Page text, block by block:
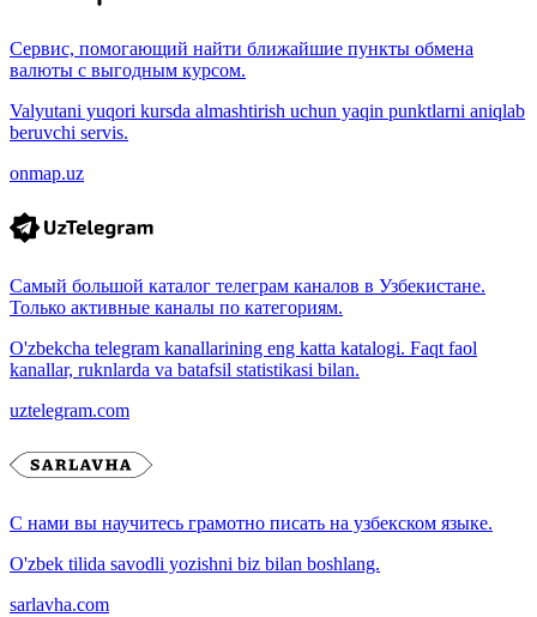
Сервис, помогающий найти ближайшие пункты обмена
валюты с выгодным курсом.
Valyutani yuqori kursda almashtirish uchun yaqin punktlarni aniqlab
beruvchi servis.
onmap.uz
Самый большой каталог телеграм каналов в Узбекистане.
Только активные каналы по категориям.
O'zbekcha telegram kanallarining eng katta katalogi. Faqt faol
kanallar, ruknlarda va batafsil statistikasi bilan.
uztelegram.com
С нами вы научитесь грамотно писать на узбекском языке.
O'zbek tilida savodli yozishni biz bilan boshlang.
sarlavha.com